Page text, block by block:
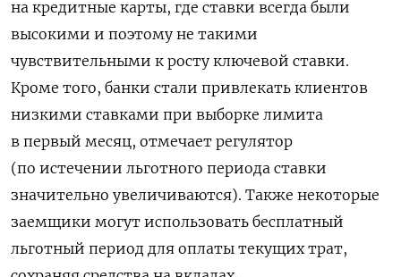
на кредитные карты, где ставки всегда были
высокими и поэтому не такими
чувствительными к росту ключевой ставки.
Кроме того, банки стали привлекать клиентов
низкими ставками при выборке лимита
в первый месяц, отмечает регулятор
(по истечении льготного периода ставки
значительно увеличиваются). Также некоторые
заемщики могут использовать бесплатный
льготный период для оплаты текущих трат,